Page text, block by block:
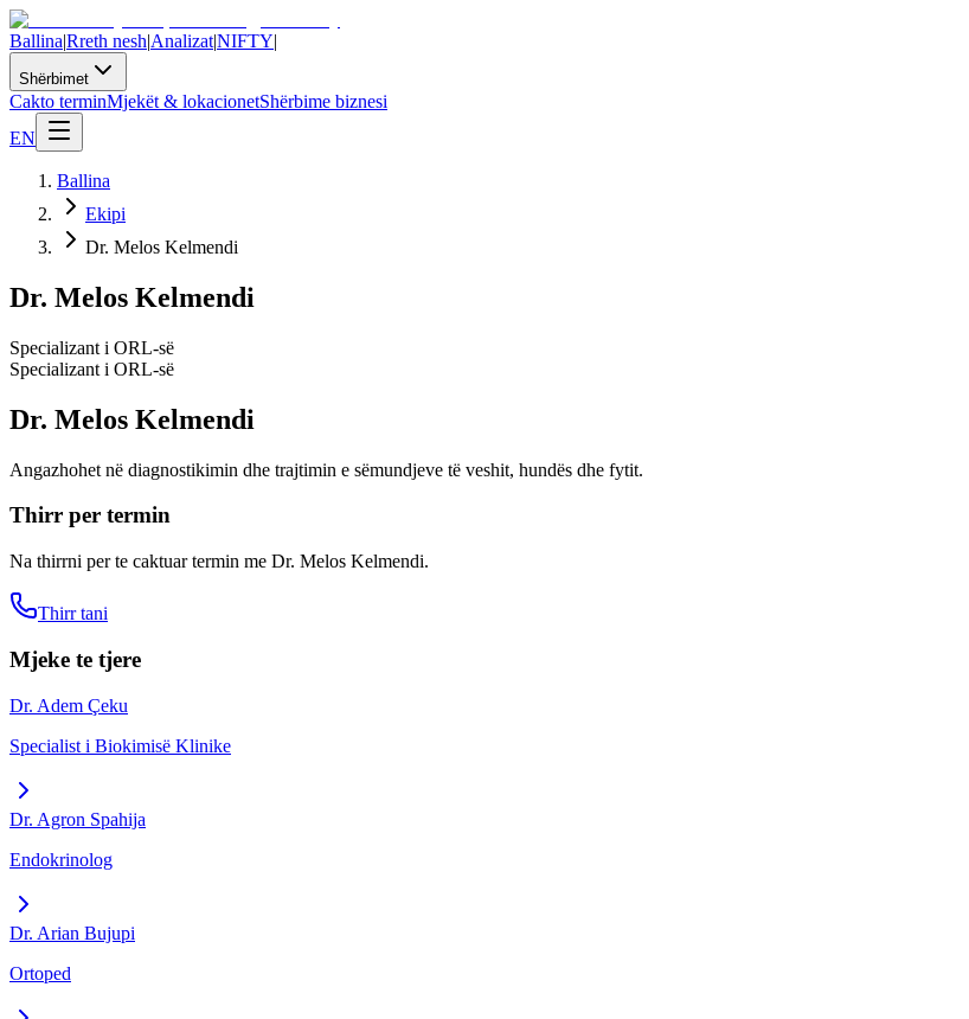
Ballina|Rreth nesh|Analizat|NIFTY|
Shërbimet
Cakto terminMjekët & lokacionetShërbime biznesi
EN
Ballina
Ekipi
Dr. Melos Kelmendi
Dr. Melos Kelmendi
Specializant i ORL-së
Specializant i ORL-së
Dr. Melos Kelmendi
Angazhohet në diagnostikimin dhe trajtimin e sëmundjeve të veshit, hundës dhe fytit.
Thirr per termin
Na thirrni per te caktuar termin me Dr. Melos Kelmendi.
Thirr tani
Mjeke te tjere
Dr. Adem Çeku
Specialist i Biokimisë Klinike
Dr. Agron Spahija
Endokrinolog
Dr. Arian Bujupi
Ortoped